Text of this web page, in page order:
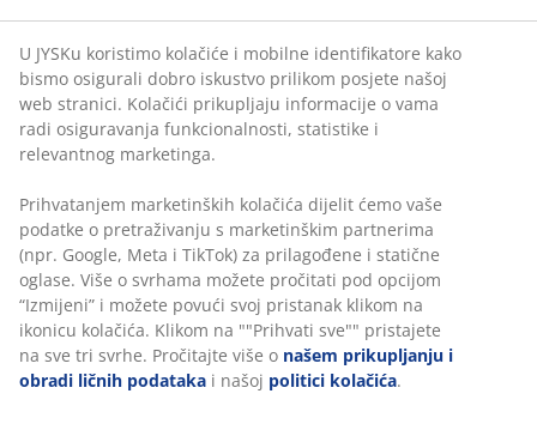
U JYSKu koristimo kolačiće i mobilne identifikatore kako
bismo osigurali dobro iskustvo prilikom posjete našoj
web stranici. Kolačići prikupljaju informacije o vama
radi osiguravanja funkcionalnosti, statistike i
relevantnog marketinga.
Prihvatanjem marketinških kolačića dijelit ćemo vaše
podatke o pretraživanju s marketinškim partnerima
(npr. Google, Meta i TikTok) za prilagođene i statične
oglase. Više o svrhama možete pročitati pod opcijom
“Izmijeni” i možete povući svoj pristanak klikom na
ikonicu kolačića. Klikom na ""Prihvati sve"" pristajete
na sve tri svrhe. Pročitajte više o našem prikupljanju i
obradi ličnih podataka i našoj politici kolačića.